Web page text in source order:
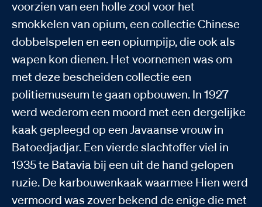
voorzien van een holle zool voor het
smokkelen van opium, een collectie Chinese
dobbelspelen en een opiumpijp, die ook als
wapen kon dienen. Het voornemen was om
met deze bescheiden collectie een
politiemuseum te gaan opbouwen. In 1927
werd wederom een moord met een dergelijke
kaak gepleegd op een Javaanse vrouw in
Batoedjadjar. Een vierde slachtoffer viel in
1935 te Batavia bij een uit de hand gelopen
ruzie. De karbouwenkaak waarmee Hien werd
vermoord was zover bekend de enige die met